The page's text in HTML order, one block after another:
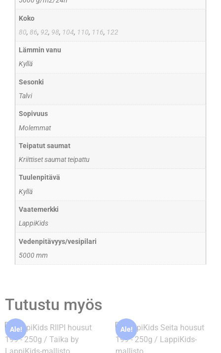
Koko
80,86, 92, 98, 104, 110, 116, 122
Lämmin vanu
Kyllä
Sesonki
Talvi
Sopivuus
Molemmat
Teipatut saumat
Kriittiset saumat teipattu
Tuulenpitävä
Kyllä
Vaatemerkki
LappiKids
Vedenpitävyys/vesipilari
5000 mm
Tutustu myös
Ale! Ale!